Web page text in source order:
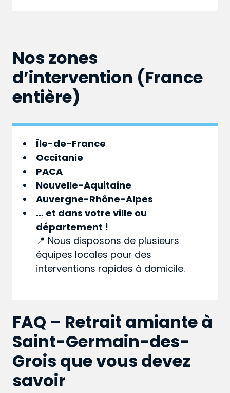
Nos zones
d’intervention (France
entière)
Île-de-France
Occitanie
PACA
Nouvelle-Aquitaine
Auvergne-Rhône-Alpes
… et dans votreville ou
département !
📍 Nous disposons de plusieurs
équipes locales pour des
interventions rapides à domicile.
FAQ – Retrait amiante à
Saint-Germain-des-
Grois que vous devez
savoir